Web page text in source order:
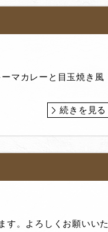
マカレーと目玉焼き風
続きを見る
す。よろしくお願いいた